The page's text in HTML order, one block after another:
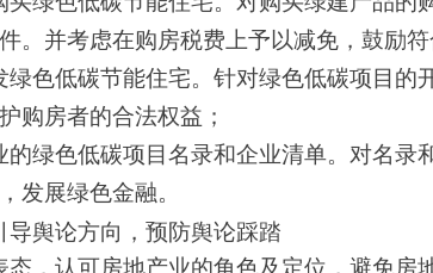
。并考虑在购房税费上予以减免，鼓励
绿色低碳节能住宅。针对绿色低碳项目
购房者的合法权益；
的绿色低碳项目名录和企业清单。对名
发展绿色金融。
导舆论方向，预防舆论踩踏
，认可房地产业的角色及定位，避免房